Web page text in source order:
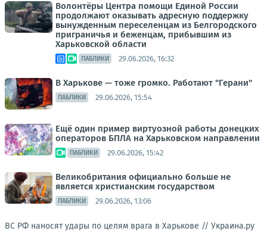
Волонтёры Центра помощи Единой России
продолжают оказывать адресную поддержку
вынужденным переселенцам из Белгородского
приграничья и беженцам, прибывшим из
Харьковской области
ПАБЛИКИ 29.06.2026, 16:32
В Харькове — тоже громко. Работают "Герани"
ПАБЛИКИ 29.06.2026, 15:54
Ещё один пример виртуозной работы донецких
операторов БПЛА на Харьковском направлении
ПАБЛИКИ 29.06.2026, 15:42
Великобритания официально больше не
является христианским государством
ПАБЛИКИ 29.06.2026, 13:06
ВС РФ наносят удары по целям врага в Харькове // Украина.ру